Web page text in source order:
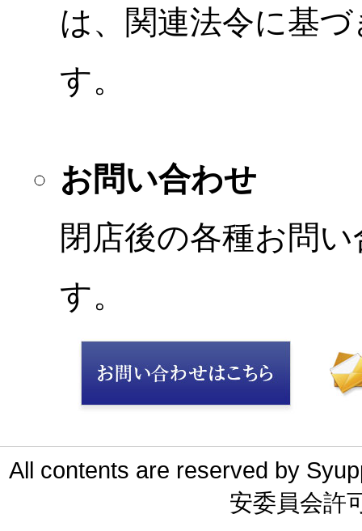
は、関連法令に基
す。
お問い合わせ
閉店後の各種お問
す。
All contents are reserved by
安委員会許